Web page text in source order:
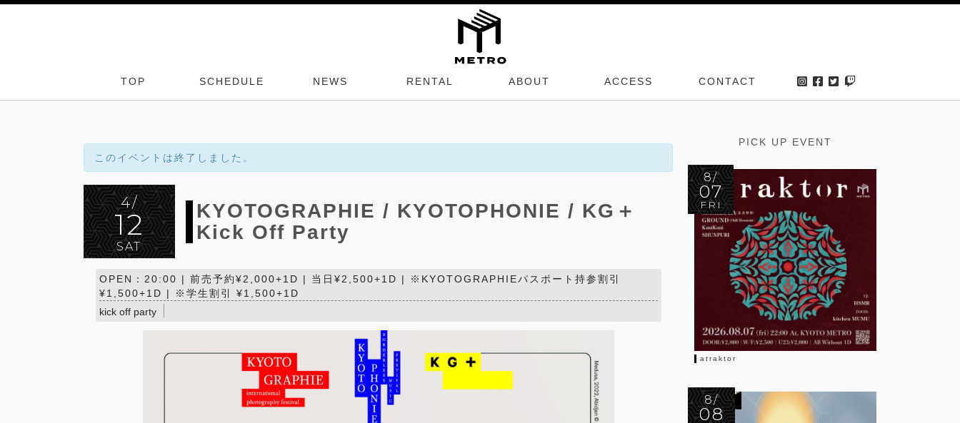
TOP SCHEDULE NEWS RENTAL ABOUT ACCESS CONTACT
このイベントは終了しました。
4/
12
SAT
KYOTOGRAPHIE / KYOTOPHONIE / KG＋
Kick Off Party
OPEN：20:00 | 前売予約¥2,000+1D | 当日¥2,500+1D | ※KYOTOGRAPHIEパスポート持参割引
¥1,500+1D | ※学生割引 ¥1,500+1D
kick off party
PICK UP EVENT
8/
07
FRI
atraktor
8/
08